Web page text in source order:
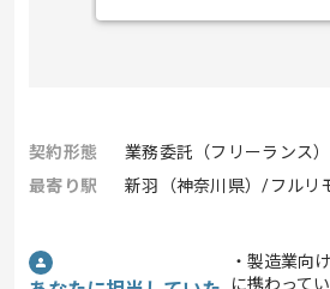
契約形態
業務委託（フリーランス）
最寄り駅
新羽（神奈川県）/フルリ
・製造業向
に携わって